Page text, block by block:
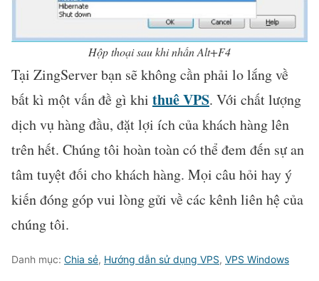
Hộp thoại sau khi nhấn Alt+F4
Tại ZingServer bạn sẽ không cần phải lo lắng về
bất kì một vấn đề gì khi thuê VPS. Với chất lượng
dịch vụ hàng đầu, đặt lợi ích của khách hàng lên
trên hết. Chúng tôi hoàn toàn có thể đem đến sự an
tâm tuyệt đối cho khách hàng. Mọi câu hỏi hay ý
kiến đóng góp vui lòng gửi về các kênh liên hệ của
chúng tôi.
Danh mục: Chia sẻ, Hướng dẫn sử dụng VPS, VPS Windows